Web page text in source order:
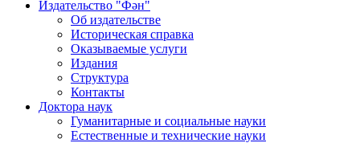
Издательство "Фән"
Об издательстве
Историческая справка
Оказываемые услуги
Издания
Структура
Контакты
Доктора наук
Гуманитарные и социальные науки
Естественные и технические науки